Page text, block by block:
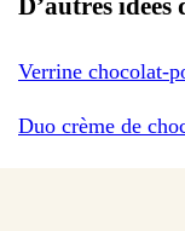
Verrine chocolat-
Duo crème de